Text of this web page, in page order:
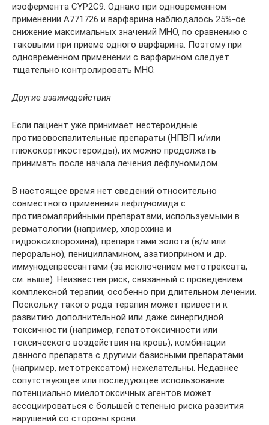
изофермента CYP2C9. Однако при одновременном
применении А771726 и варфарина наблюдалось 25%-ое
снижение максимальных значений МНО, по сравнению с
таковыми при приеме одного варфарина. Поэтому при
одновременном применении с варфарином следует
тщательно контролировать МНО.
Другие взаимодействия
Если пациент уже принимает нестероидные
противовоспалительные препараты (НПВП и/или
глюкокортикостероиды), их можно продолжать
принимать после начала лечения лефлуномидом.
В настоящее время нет сведений относительно
совместного применения лефлуномида с
противомалярийными препаратами, используемыми в
ревматологии (например, хлорохина и
гидроксихлорохина), препаратами золота (в/м или
перорально), пеницилламином, азатиоприном и др.
иммунодепрессантами (за исключением метотрексата,
см. выше). Неизвестен риск, связанный с проведением
комплексной терапии, особенно при длительном лечении.
Поскольку такого рода терапия может привести к
развитию дополнительной или даже синергидной
токсичности (например, гепатотоксичности или
токсического воздействия на кровь), комбинации
данного препарата с другими базисными препаратами
(например, метотрексатом) нежелательны. Недавнее
сопутствующее или последующее использование
потенциально миелотоксичных агентов может
ассоциироваться с большей степенью риска развития
нарушений со стороны крови.